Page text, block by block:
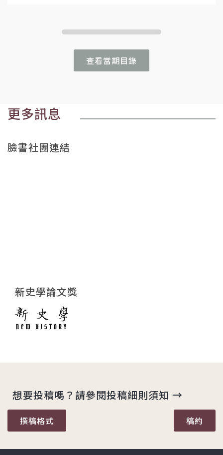
查看當期目錄
更多訊息
臉書社團連結
新史學論文獎
想要投稿嗎？請參閱投稿細則須知 →
撰稿格式 稿約